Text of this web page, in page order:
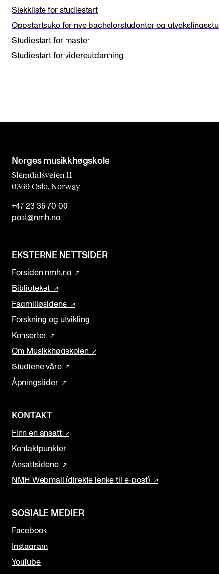
e
t
h
i
b
l
a
n
k
Sjekkliste for studiestart
Oppstartsuke for nye bachelorstudenter og
Studiestart for master
Studiestart for videreutdanning
Norges musikk­høgskole
Slemdalsveien 11
0369 Oslo, Norway
+47 23 36 70 00
post@nmh.no
EKSTERNE NETTSIDER
Forsiden nmh.no
Biblioteket
Fagmiljøsidene
Forskning og utvikling
Konserter
Om Musikkhøgskolen
Studiene våre
Åpningstider
KONTAKT
Finn en ansatt
Kontaktpunkter
Ansattsidene
NMH Webmail (direkte lenke til e-post)
SOSIALE MEDIER
Facebook
Instagram
YouTube